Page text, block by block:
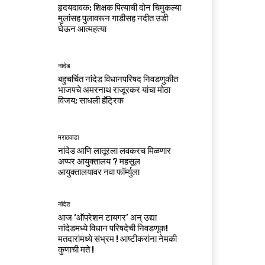
हृदयदावक: शिक्षक पित्याची दोन चिमुकल्या
मुलांसह पुलावरून गाडीसह नदीत उडी
घेऊन आत्महत्या
नांदेड
बहुचर्चित नांदेड विधानपरिषद निवडणुकीत
भाजपचे अमरनाथ राजूरकर यांचा मोठा
विजय; साधली हॅट्रिक
मराठवाडा
नांदेड आणि लातूरला लवकरच मिळणार
अप्पर आयुक्तालय ? महसूल
आयुक्तालयावर नवा फॉर्म्युला
नांदेड
आज ‘ऑपरेशन टायगर’ अन् उद्या
नांदेडमध्ये विधान परिषदेची निवडणूक!
मतदारांमध्ये संभ्रम ! आष्टीकरांना नेमकी
कुणाची मते !